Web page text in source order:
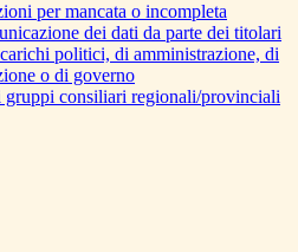
per mancata o incompleta
dei dati da parte dei titolari
politici, di amministrazione, di
o di governo
gruppi consiliari regionali/provinciali